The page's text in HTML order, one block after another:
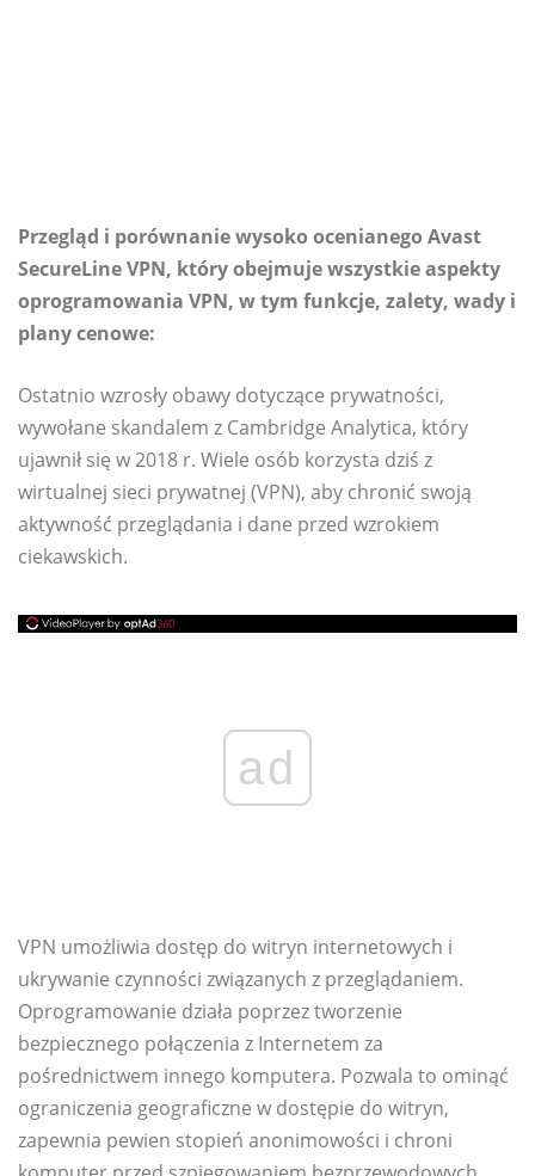
Przegląd i porównanie wysoko ocenianego Avast
SecureLine VPN, który obejmuje wszystkie aspekty
oprogramowania VPN, w tym funkcje, zalety, wady i
plany cenowe:
Ostatnio wzrosły obawy dotyczące prywatności,
wywołane skandalem z Cambridge Analytica, który
ujawnił się w 2018 r. Wiele osób korzysta dziś z
wirtualnej sieci prywatnej (VPN), aby chronić swoją
aktywność przeglądania i dane przed wzrokiem
ciekawskich.
ad
VPN umożliwia dostęp do witryn internetowych i
ukrywanie czynności związanych z przeglądaniem.
Oprogramowanie działa poprzez tworzenie
bezpiecznego połączenia z Internetem za
pośrednictwem innego komputera. Pozwala to ominąć
ograniczenia geograficzne w dostępie do witryn,
zapewnia pewien stopień anonimowości i chroni